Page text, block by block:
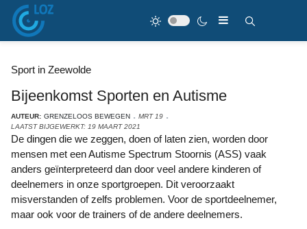
Sport in Zeewolde
Bijeenkomst Sporten en Autisme
AUTEUR: GRENZELOOS BEWEGEN
MRT 19
LAATST BIJGEWERKT: 19 MAART 2021
De dingen die we zeggen, doen of laten zien, worden door
mensen met een Autisme Spectrum Stoornis (ASS) vaak
anders geïnterpreteerd dan door veel andere kinderen of
deelnemers in onze sportgroepen. Dit veroorzaakt
misverstanden of zelfs problemen. Voor de sportdeelnemer,
maar ook voor de trainers of de andere deelnemers.